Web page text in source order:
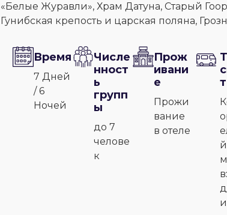
«Белые Журавли», Храм Датуна, Старый
Гунибская крепость и царская поляна,
Время
7 Дней
/ 6
Ночей
Числе
нност
ь
групп
ы
до 7
челове
к
Прож
ивани
е
Прожи
вание
в отеле
т
й